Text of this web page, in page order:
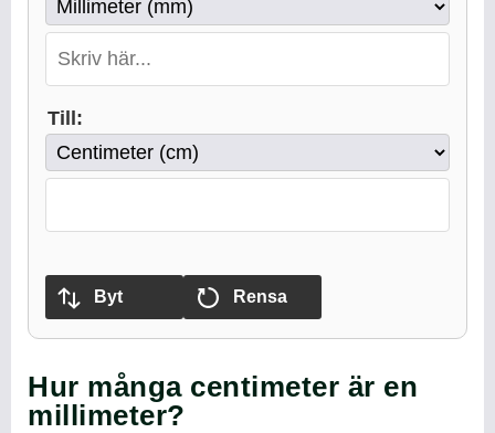
Till:
Byt Rensa
Hur många centimeter är en
millimeter?